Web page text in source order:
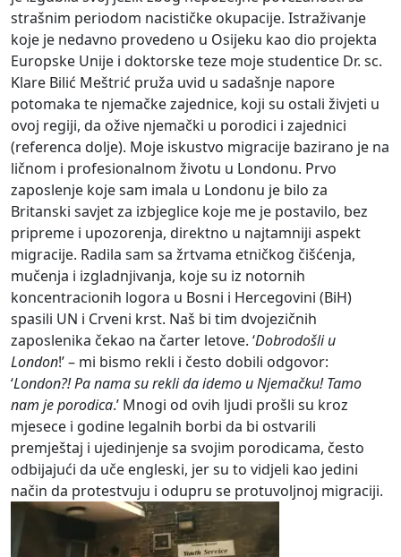
strašnim periodom nacističke okupacije. Istraživanje
koje je nedavno provedeno u Osijeku kao dio projekta
Europske Unije i doktorske teze moje studentice Dr. sc.
Klare Bilić Meštrić pruža uvid u sadašnje napore
potomaka te njemačke zajednice, koji su ostali živjeti u
ovoj regiji, da ožive njemački u porodici i zajednici
(referenca dolje). Moje iskustvo migracije bazirano je na
ličnom i profesionalnom životu u Londonu. Prvo
zaposlenje koje sam imala u Londonu je bilo za
Britanski savjet za izbjeglice koje me je postavilo, bez
pripreme i upozorenja, direktno u najtamniji aspekt
migracije. Radila sam sa žrtvama etničkog čišćenja,
mučenja i izgladnjivanja, koje su iz notornih
koncentracionih logora u Bosni i Hercegovini (BiH)
spasili UN i Crveni krst. Naš bi tim dvojezičnih
zaposlenika čekao na čarter letove. ‘Dobrodošli u
London!’ – mi bismo rekli i često dobili odgovor:
‘London?! Pa nama su rekli da idemo u Njemačku! Tamo
nam je porodica.’ Mnogi od ovih ljudi prošli su kroz
mjesece i godine legalnih borbi da bi ostvarili
premještaj i ujedinjenje sa svojim porodicama, često
odbijajući da uče engleski, jer su to vidjeli kao jedini
način da protestvuju i odupru se protuvoljnoj migraciji.